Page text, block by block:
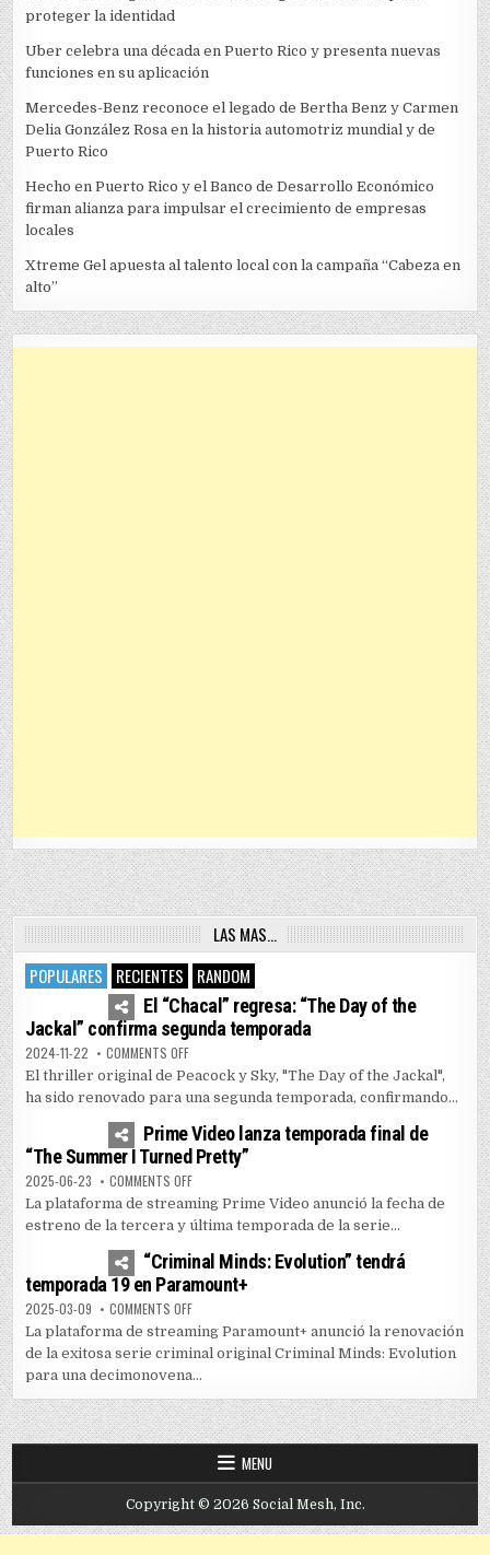
proteger la identidad
Uber celebra una década en Puerto Rico y presenta nuevas
funciones en su aplicación
Mercedes-Benz reconoce el legado de Bertha Benz y Carmen
Delia González Rosa en la historia automotriz mundial y de
Puerto Rico
Hecho en Puerto Rico y el Banco de Desarrollo Económico
firman alianza para impulsar el crecimiento de empresas
locales
Xtreme Gel apuesta al talento local con la campaña “Cabeza en
alto”
LAS MAS…
POPULARES
RECIENTES RANDOM
4 7445
El “Chacal” regresa: “The Day of the
Jackal” confirma segunda temporada
2024-11-22 COMMENTS OFFON EL “CHACAL” REGRESA: “THE DAY OF THE JACKAL”
El thriller original de Peacock y Sky, "The Day of the Jackal",
ha sido renovado para una segunda temporada, confirmando...
1 5157
Prime Video lanza temporada final de
“The Summer I Turned Pretty”
2025-06-23 COMMENTS OFFON PRIME VIDEO LANZA TEMPORADA FINAL DE “THE
La plataforma de streaming Prime Video anunció la fecha de
estreno de la tercera y última temporada de la serie...
0 3593
“Criminal Minds: Evolution” tendrá
temporada 19 en Paramount+
2025-03-09 COMMENTS OFFON “CRIMINAL MINDS: EVOLUTION” TENDRÁ
La plataforma de streaming Paramount+ anunció la renovación
de la exitosa serie criminal original Criminal Minds: Evolution
para una decimonovena...
MENU
Copyright © 2026 Social Mesh, Inc.